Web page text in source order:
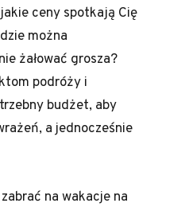
ceny spotkają Cię
można
żałować grosza?
podróży i
budżet, aby
a jednocześnie
na wakacje na